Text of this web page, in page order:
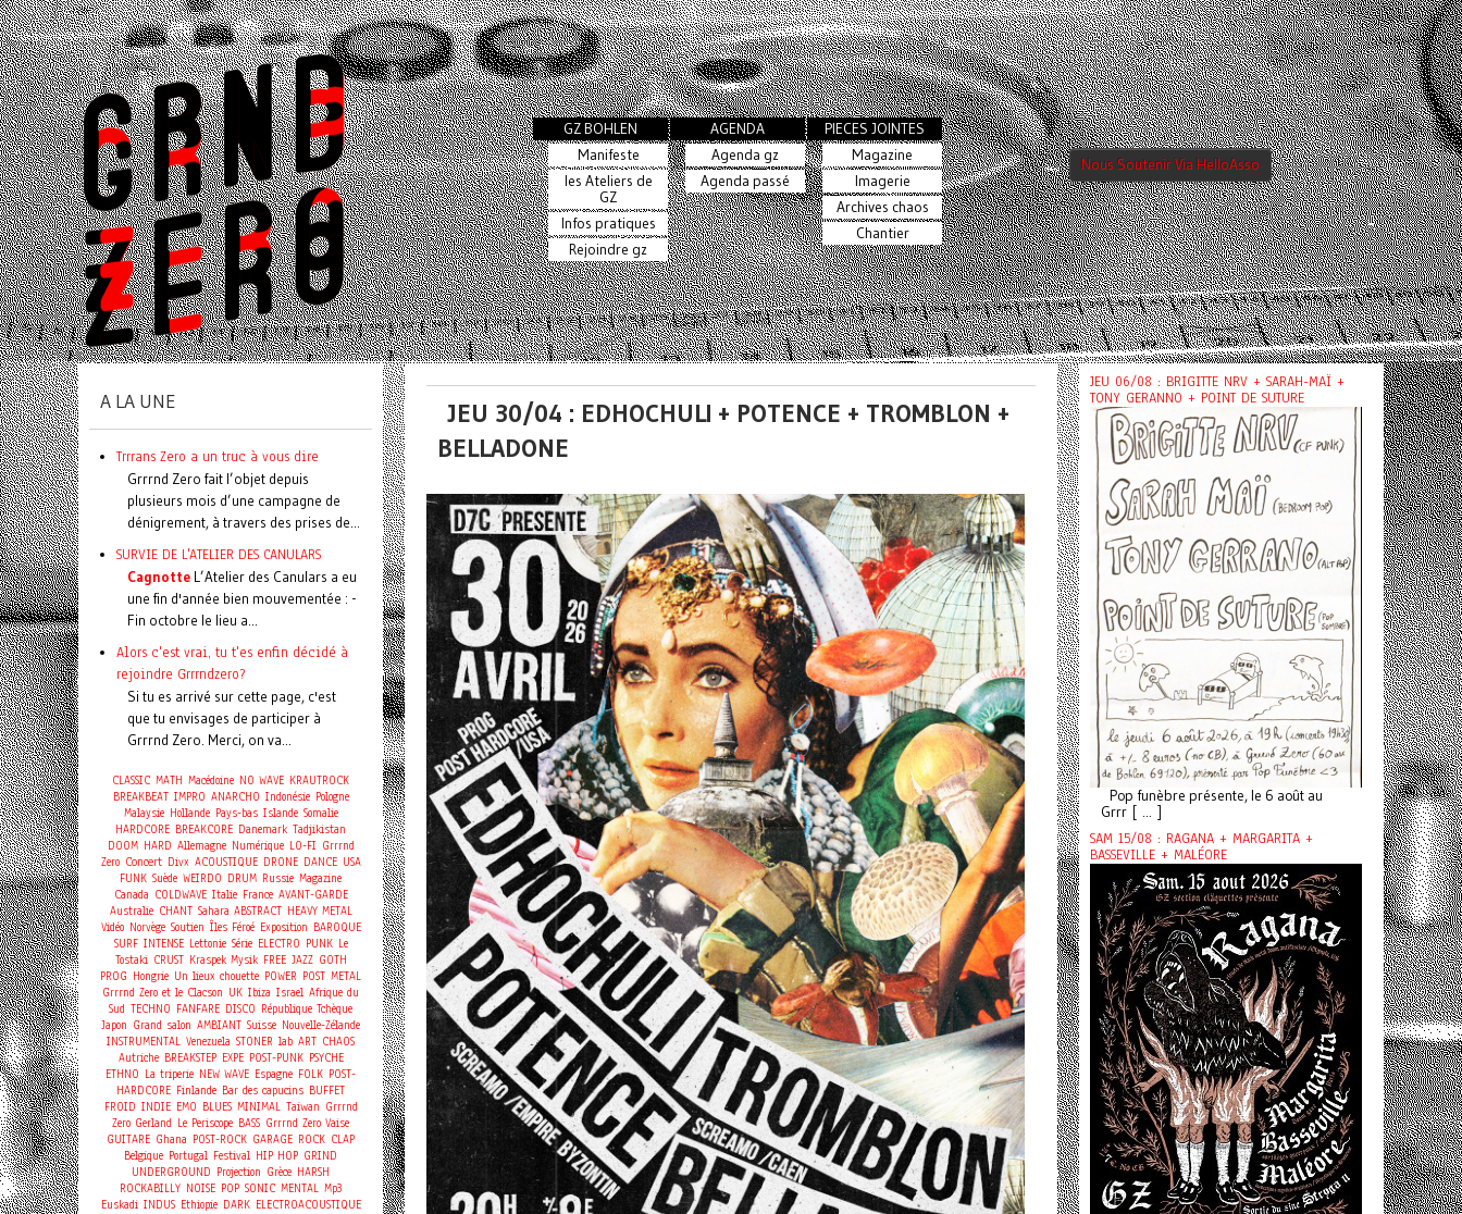
GZ BOHLEN
Manifeste
les Ateliers de
GZ
Infos pratiques
Rejoindre gz
AGENDA
Agenda gz
Agenda passé
PIECES JOINTES
Magazine
Imagerie
Archives chaos
Chantier
Nous Soutenir Via HelloAsso
JEU 30/04 : EDHOCHULI + POTENCE + TROMBLON +
BELLADONE
A LA UNE
Trrrans Zero a un truc à vous dire
Grrrnd Zero fait l’objet depuis
plusieurs mois d’une campagne de
dénigrement, à travers des prises de...
SURVIE DE L'ATELIER DES CANULARS
Cagnotte L’Atelier des Canulars a eu
une fin d'année bien mouvementée : -
Fin octobre le lieu a...
Alors c'est vrai, tu t'es enfin décidé à
rejoindre Grrrndzero?
Si tu es arrivé sur cette page, c'est
que tu envisages de participer à
Grrrnd Zero. Merci, on va...
CLASSIC MATH Macédoine NO WAVE KRAUTROCK
BREAKBEAT IMPRO ANARCHO Indonésie Pologne
Malaysie Hollande Pays-bas Islande Somalie
HARDCORE BREAKCORE Danemark Tadjikistan
DOOM HARD Allemagne Numérique LO-FI Grrrnd
Zero Concert Divx ACOUSTIQUE DRONE DANCE USA
FUNK Suède WEIRDO DRUM Russie Magazine
Canada COLDWAVE Italie France AVANT-GARDE
Australie CHANT Sahara ABSTRACT HEAVY METAL
Vidéo Norvège Soutien Îles Féroé Exposition BAROQUE
SURF INTENSE Lettonie Série ELECTRO PUNK Le
Tostaki CRUST Kraspek Mysik FREE JAZZ GOTH
PROG Hongrie Un lieux chouette POWER POST METAL
Grrrnd Zero et le Clacson UK Ibiza Israel Afrique du
Sud TECHNO FANFARE DISCO République Tchèque
Japon Grand salon AMBIANT Suisse Nouvelle-Zélande
INSTRUMENTAL Venezuela STONER lab ART CHAOS
Autriche BREAKSTEP EXPE POST-PUNK PSYCHE
ETHNO La triperie NEW WAVE Espagne FOLK POST-
HARDCORE Finlande Bar des capucins BUFFET
FROID INDIE EMO BLUES MINIMAL Taiwan Grrrnd
Zero Gerland Le Periscope BASS Grrrnd Zero Vaise
GUITARE Ghana POST-ROCK GARAGE ROCK CLAP
Belgique Portugal Festival HIP HOP GRIND
UNDERGROUND Projection Grèce HARSH
ROCKABILLY NOISE POP SONIC MENTAL Mp3
Euskadi INDUS Ethiopie DARK ELECTROACOUSTIQUE
JEU 06/08 : BRIGITTE NRV + SARAH-MAÏ +
TONY GERANNO + POINT DE SUTURE
Pop funèbre présente, le 6 août au
Grrr [ ... ]
SAM 15/08 : RAGANA + MARGARITA +
BASSEVILLE + MALÉORE